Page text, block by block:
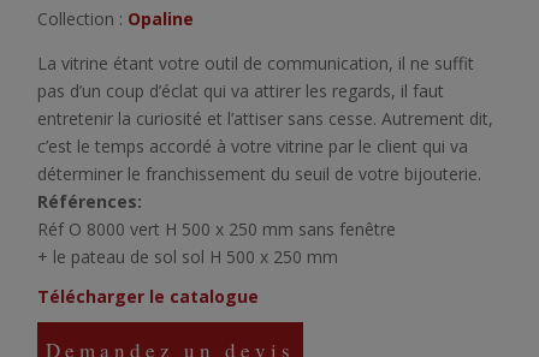
Collection : Opaline
La vitrine étant votre outil de communication, il ne suffit
pas d’un coup d’éclat qui va attirer les regards, il faut
entretenir la curiosité et l’attiser sans cesse. Autrement dit,
c’est le temps accordé à votre vitrine par le client qui va
déterminer le franchissement du seuil de votre bijouterie.
Références:
Réf O 8000 vert H 500 x 250 mm sans fenêtre
+ le pateau de sol sol H 500 x 250 mm
Télécharger le catalogue
Demandez un devis